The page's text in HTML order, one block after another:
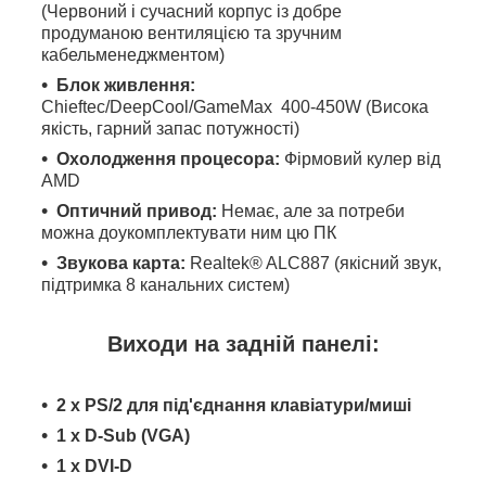
(Червоний і сучасний корпус із добре
продуманою вентиляцією та зручним
кабельменеджментом)
Блок живлення:
Chieftec/DeepCool/GameMax 400-450W (Висока
якість, гарний запас потужності)
Охолодження процесора: Фірмовий кулер від
AMD
Оптичний привод: Немає, але за потреби
можна доукомплектувати ним цю ПК
Звукова карта: Realtek® ALC887 (якісний звук,
підтримка 8 канальних систем)
Виходи на задній панелі:
2 x PS/2 для під'єднання клавіатури/миші
1 x D-Sub (VGA)
1 x DVI-D